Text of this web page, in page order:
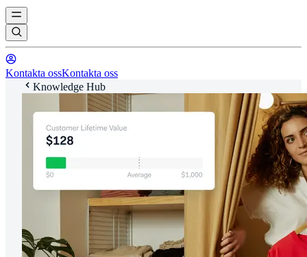
Kontakta ossKontakta oss
Knowledge Hub